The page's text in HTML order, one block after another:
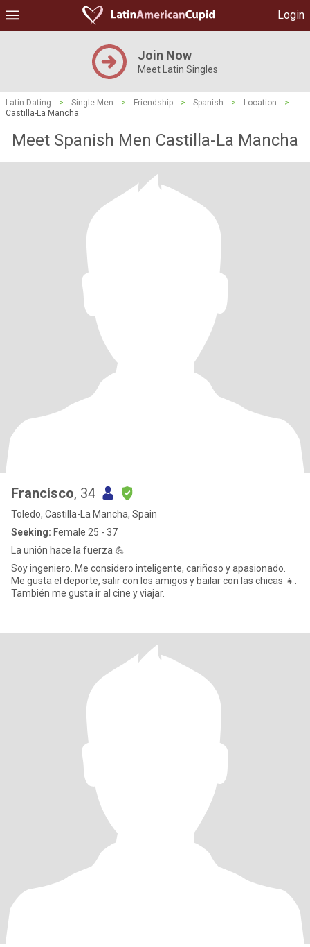
Login
Join Now
Meet Latin Singles
Latin Dating > Single Men > Friendship > Spanish > Location
>
Castilla-La Mancha
Meet Spanish Men Castilla-La Mancha
Francisco, 34
Toledo, Castilla-La Mancha, Spain
Seeking: Female 25 - 37
La unión hace la fuerza 💪
Soy ingeniero. Me considero inteligente, cariñoso y apasionado.
Me gusta el deporte, salir con los amigos y bailar con las chicas 👧.
También me gusta ir al cine y viajar.